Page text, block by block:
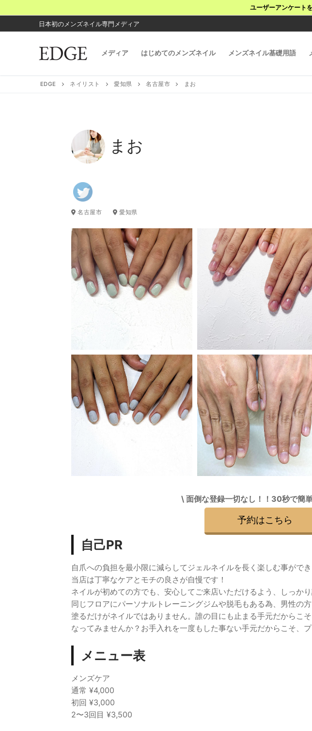
ン
テ
ユーザーアンケート
日本初のメンズネイル専門メディア
メディア はじめてのメンズネイル メンズネイル基礎用語
EDGE ネイリスト 愛知県 名古屋市 まお
まお
名古屋市 愛知県
\ 面倒な登録一切なし！！30秒で簡
予約はこちら
自己PR
自爪への負担を最小限に減らしてジェルネイルを長く楽しむ事ができ
当店は丁寧なケアとモチの良さが自慢です！
ネイルが初めての方でも、安心してご来店いただけるよう、しっか
同じフロアにパーソナルトレーニングジムや脱毛もある為、男性の
塗るだけがネイルではありません。誰の目にも止まる手元だからこ
なってみませんか？お手入れを一度もした事ない手元だからこそ、
メニュー表
メンズケア
通常 ¥4,000
初回 ¥3,000
2〜3回目 ¥3,500